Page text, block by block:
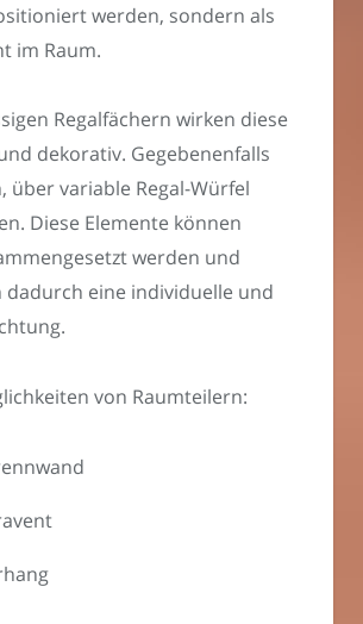
werden, sondern als
im Raum.
Regalfächern wirken diese
dekorativ. Gegebenenfalls
über variable Regal-Würfel
Diese Elemente können
werden und
dadurch eine individuelle und
von Raumteilern: